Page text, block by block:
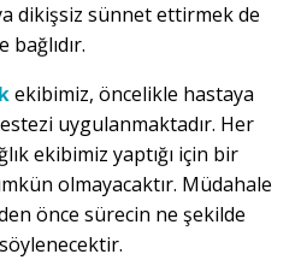
dikişsiz sünnet ettirmek de
ekibimiz, öncelikle hastaya
uygulanmaktadır. Her
ekibimiz yaptığı için bir
olmayacaktır. Müdahale
önce sürecin ne şekilde